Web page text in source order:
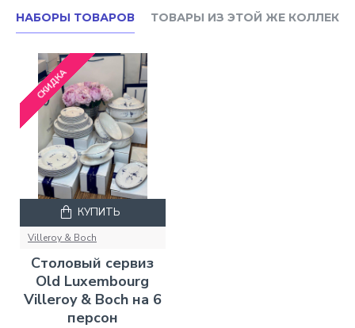
НАБОРЫ ТОВАРОВ ТОВАРЫ ИЗ ЭТОЙ ЖЕ
СКИДКА
Villeroy & Boch
Столовый сервиз
Old Luxembourg
Villeroy & Boch на 6
персон
КУПИТЬ